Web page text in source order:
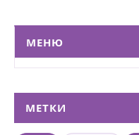
МЕНЮ
МЕТКИ